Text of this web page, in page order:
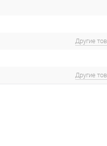
Другие
Другие